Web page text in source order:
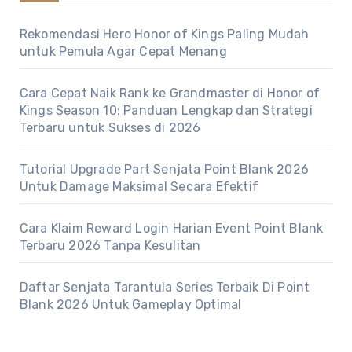
Rekomendasi Hero Honor of Kings Paling Mudah
untuk Pemula Agar Cepat Menang
Cara Cepat Naik Rank ke Grandmaster di Honor of
Kings Season 10: Panduan Lengkap dan Strategi
Terbaru untuk Sukses di 2026
Tutorial Upgrade Part Senjata Point Blank 2026
Untuk Damage Maksimal Secara Efektif
Cara Klaim Reward Login Harian Event Point Blank
Terbaru 2026 Tanpa Kesulitan
Daftar Senjata Tarantula Series Terbaik Di Point
Blank 2026 Untuk Gameplay Optimal